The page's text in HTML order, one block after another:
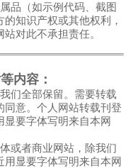
品（如示例代码、截图
知识产权或其他权利，
对此不承担责任。
内容：
们全部保留。需要转载
意。个人网站转载刊登
显要字体写明来自本网
或者商业网站，除我们
用显要字体写明来自本网